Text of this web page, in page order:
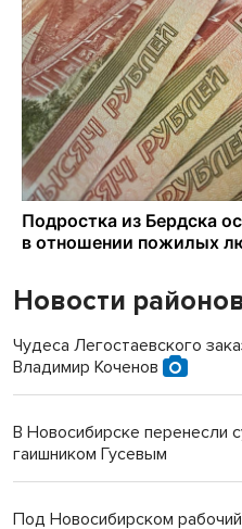
Новости
Чудеса Легостаевского
Владимир Коченов
В Новосибирске перенесли
гаишником Гусевым
Под Новосибирском